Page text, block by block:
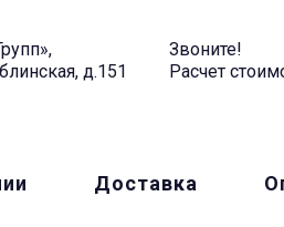
д.151
Звоните!
Расчет
Доставка